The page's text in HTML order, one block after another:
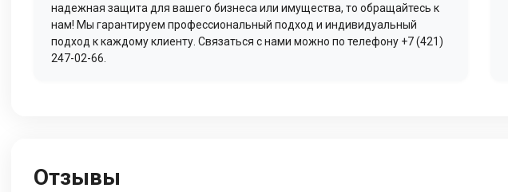
надежная защита для вашего бизнеса или имущества, то обращайтесь к
нам! Мы гарантируем профессиональный подход и индивидуальный
подход к каждому клиенту. Связаться с нами можно по телефону +7 (421)
247-02-66.
Отзывы